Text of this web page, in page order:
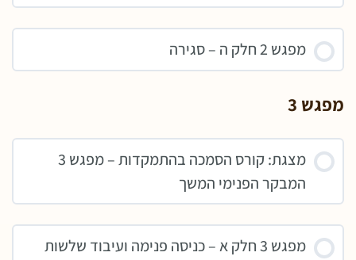
מפגש 2 חלק ה – סגירה
מפגש 3
מצגת: קורס הסמכה בהתמקדות – מפגש 3
המבקר הפנימי המשך
מפגש 3 חלק א – כניסה פנימה ועיבוד שלשות